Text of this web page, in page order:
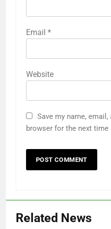
Email *
Website
Save my name,
browser for the next time
Related News